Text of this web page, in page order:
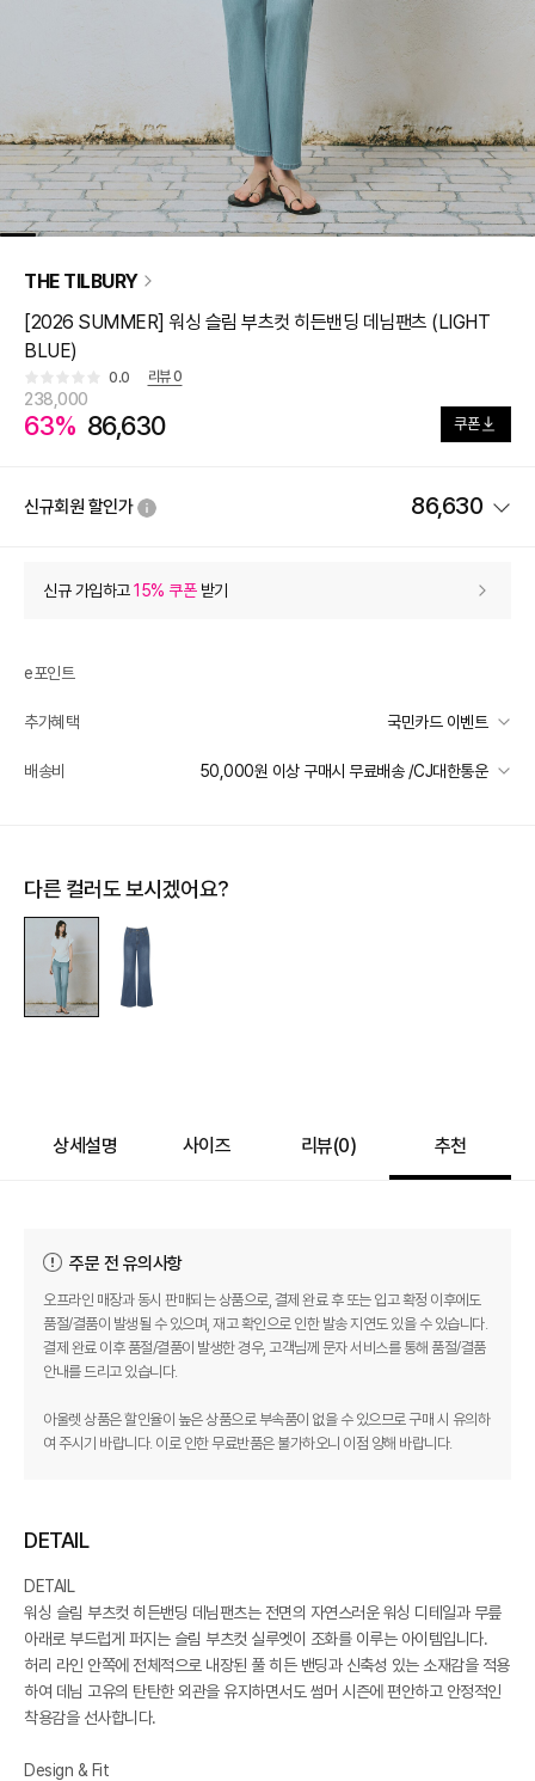
THE TILBURY
[2026 SUMMER] 워싱 슬림 부츠컷 히든밴딩 데님팬츠 (LIGHT
BLUE)
0.0 리뷰0
238,000
63% 86,630 쿠폰
신규회원 할인가 86,630
상품 할인 (자동적용)
상품 쿠폰 할인 - 8,570
[더틸버리] 9% 신상 상품쿠폰 - 8570
e포인트 (보유 : 0P)
바바캐시 1% 할인
신규 가입하고15% 쿠폰받기
e포인트
추가혜택 국민카드 이벤트
국민카드 이벤트
배송비 50,000원 이상 구매시 무료배송 /CJ대한통운
제주 도서산간 지역
배송 가능 지역
다른 컬러도 보시겠어요?
상세설명 사이즈 리뷰(0) 추천
주문 전 유의사항
오프라인 매장과 동시 판매되는 상품으로, 결제 완료 후 또는 입고 확정 이후에도
품절/결품이 발생될 수 있으며, 재고 확인으로 인한 발송 지연도 있을 수 있습니다.
결제 완료 이후 품절/결품이 발생한 경우, 고객님께 문자 서비스를 통해 품절/결품
안내를 드리고 있습니다.
아울렛 상품은 할인율이 높은 상품으로 부속품이 없을 수 있으므로 구매 시 유의하
여 주시기 바랍니다. 이로 인한 무료반품은 불가하오니 이점 양해 바랍니다.
DETAIL
DETAIL
워싱 슬림 부츠컷 히든밴딩 데님팬츠는 전면의 자연스러운 워싱 디테일과 무릎
아래로 부드럽게 퍼지는 슬림 부츠컷 실루엣이 조화를 이루는 아이템입니다.
허리 라인 안쪽에 전체적으로 내장된 풀 히든 밴딩과 신축성 있는 소재감을 적용
하여 데님 고유의 탄탄한 외관을 유지하면서도 썸머 시즌에 편안하고 안정적인
착용감을 선사합니다.
Design & Fit